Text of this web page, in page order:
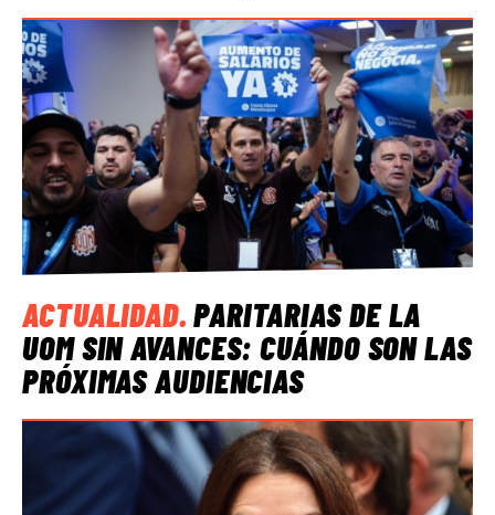
ACTUALIDAD.PARITARIAS DE LA
UOM SIN AVANCES: CUÁNDO SON LAS
PRÓXIMAS AUDIENCIAS